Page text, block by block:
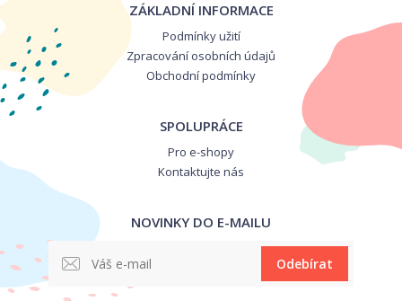
ZÁKLADNÍ INFORMACE
Podmínky užití
Zpracování osobních údajů
Obchodní podmínky
SPOLUPRÁCE
Pro e-shopy
Kontaktujte nás
NOVINKY DO E-MAILU
Odebírat